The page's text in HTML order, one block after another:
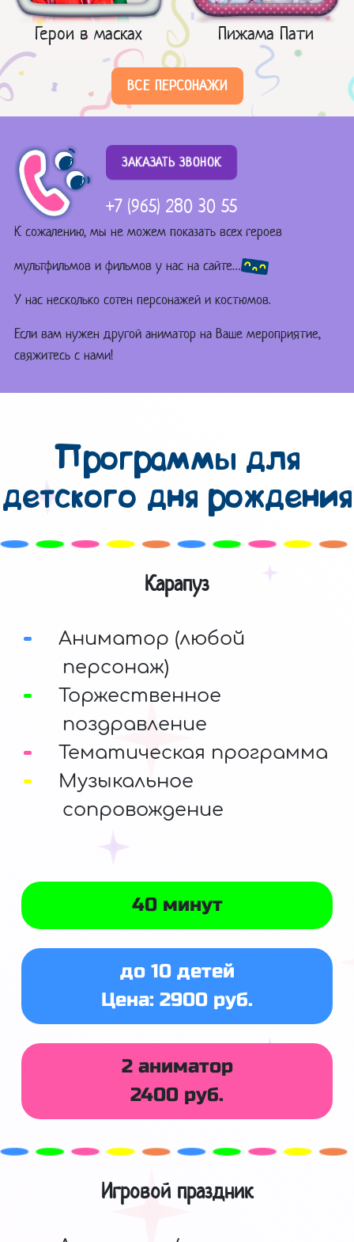
Герои в масках Пижама Пати
ВСЕ ПЕРСОНАЖИ
ЗАКАЗАТЬ ЗВОНОК
+7 (965) 280 30 55
К сожалению, мы не можем показать всех героев
мультфильмов и фильмов у нас на сайте…
У нас несколько сотен персонажей и костюмов.
Если вам нужен другой аниматор на Ваше мероприятие,
свяжитесь с нами!
Программы для
детского дня рождения
Карапуз
Аниматор (любой
персонаж)
Торжественное
поздравление
Тематическая программа
Музыкальное
сопровождение
40 минут
до 10 детей
Цена: 2900 руб.
2 аниматор
2400 руб.
Игровой праздник